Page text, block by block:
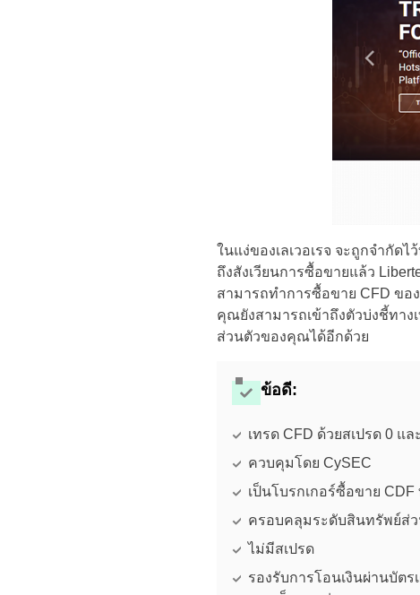
ในแง่ของเลเวอเรจ จะถูกจำกั
ถึงสังเวียนการซื้อขายแล้ว
สามารถทำการซื้อขาย CFD ข
คุณยังสามารถเข้าถึงตัวบ่งชี้ทา
ส่วนตัวของคุณได้อีกด้วย
ข้อดี:
เทรด CFD ด้วยสเปรด 0
ควบคุมโดย CySEC
เป็นโบรกเกอร์ซื้อขาย
ครอบคลุมระดับสินทรัพย์ส่
ไม่มีสเปรด
รองรับการโอนเงินผ่านบัตร